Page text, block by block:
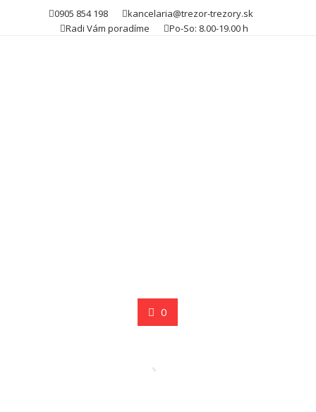
0905 854 198
kancelaria@trezor-trezory.sk
Radi Vám poradíme
Po-So: 8.00-19.00 h
0